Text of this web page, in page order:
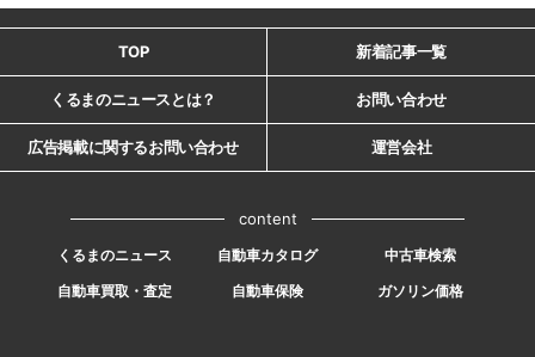
TOP 新着記事一覧
くるまのニュースとは？ お問い合わせ
広告掲載に関するお問い合わせ 運営会社
content
くるまのニュース 自動車カタログ
中古車検索
自動車買取・査定
自動車保険 ガソリン価格